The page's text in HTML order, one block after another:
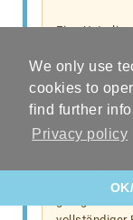
We only use
cookies to
find further
Privacy policy
Eine
durch einen
Bilddateien